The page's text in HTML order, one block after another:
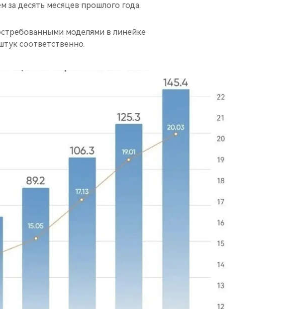
за десять месяцев прошлого года.
моделями в линейке
соответственно.